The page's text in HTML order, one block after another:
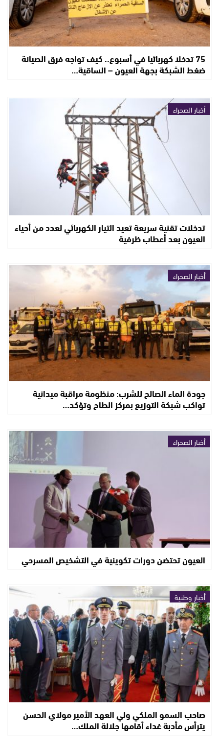
75 تدخلا كهربائيا في أسبوع.. كيف تواجه فرق الصيانة
ضغط الشبكة بجهة العيون – الساقية…
أخبار الصحراء
تدخلات تقنية سريعة تعيد التيار الكهربائي لعدد من أحياء
العيون بعد أعطاب ظرفية
أخبار الصحراء
جودة الماء الصالح للشرب: منظومة مراقبة ميدانية
تواكب شبكة التوزيع بمركز الطاح وتؤكد…
أخبار الصحراء
العيون تحتضن دورات تكوينية في التشخيص المسرحي
أخبار وطنية
صاحب السمو الملكي ولي العهد الأمير مولاي الحسن
يترأس مأدبة غداء أقامها جلالة الملك…